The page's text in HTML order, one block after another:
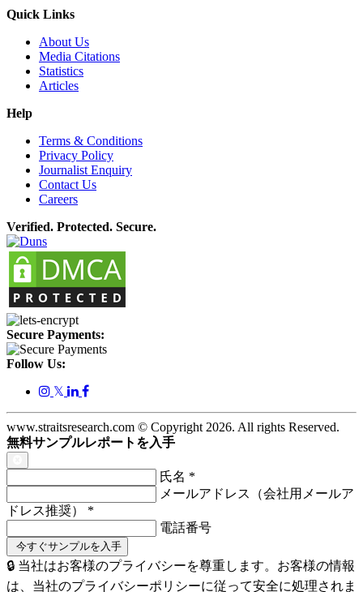
Quick Links
About Us
Media Citations
Statistics
Articles
Help
Terms & Conditions
Privacy Policy
Journalist Enquiry
Contact Us
Careers
Verified. Protected. Secure.
Secure Payments:
Follow Us:
𝕏
www.straitsresearch.com © Copyright 2026. All rights Reserved.
無料サンプルレポートを入手
氏名 *
メールアドレス（会社用メールア
ドレス推奨） *
電話番号
🔒 当社はお客様のプライバシーを尊重します。お客様の情報
は、当社のプライバシーポリシーに従って安全に処理されま